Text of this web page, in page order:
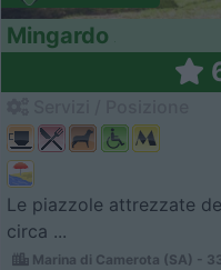
Mingardo
Le piazzole attrezzate
circa ...
Marina di Camerota (SA) -